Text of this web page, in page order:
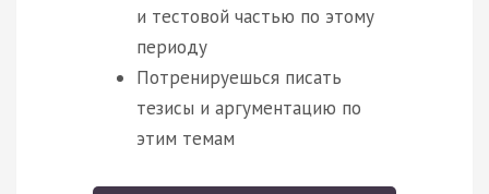
и тестовой частью по этому
периоду
Потренируешься писать
тезисы и аргументацию по
этим темам